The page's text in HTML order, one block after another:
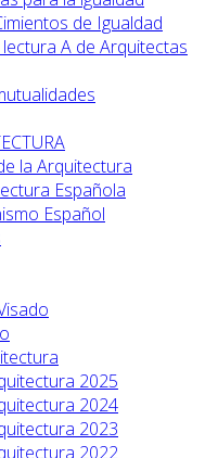
de Igualdad
A de Arquitectas
la Arquitectura
Española
Español
2025
2024
2023
2022